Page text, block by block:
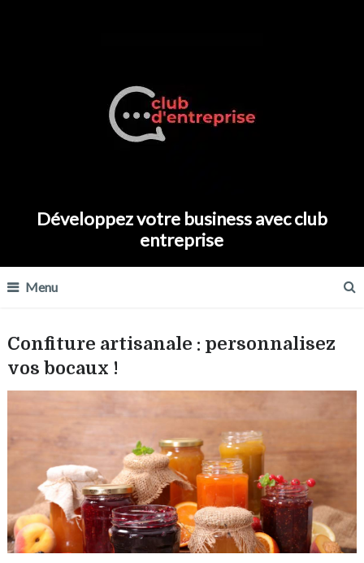
Développez votre business avec club
entreprise
Menu
Confiture artisanale : personnalisez
vos bocaux !